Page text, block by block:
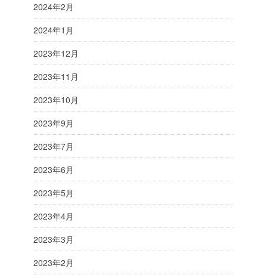
2024年2月
2024年1月
2023年12月
2023年11月
2023年10月
2023年9月
2023年7月
2023年6月
2023年5月
2023年4月
2023年3月
2023年2月